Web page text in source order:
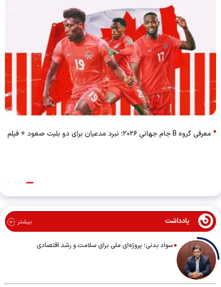
معرفی گروه B جام جهانی ۲۰۲۶؛ نبرد مدعیان برای دو بلیت صعود + فیلم
یادداشت بیشتر
سواد بدنی؛ پروژه‌ای ملی برای سلامت و رشد اقتصادی